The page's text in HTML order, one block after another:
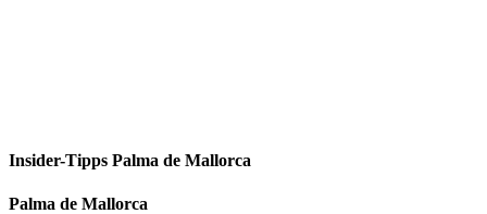
Insider-Tipps Palma de Mallorca
Palma de Mallorca